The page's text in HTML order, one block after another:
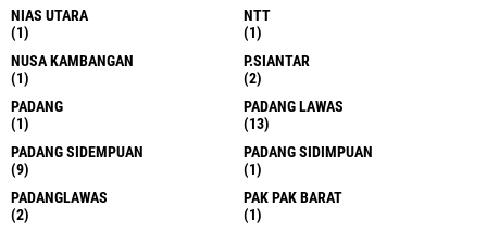
NIAS UTARA
(1)
NTT
(1)
NUSA KAMBANGAN
(1)
P.SIANTAR
(2)
PADANG
(1)
PADANG LAWAS
(13)
PADANG SIDEMPUAN
(9)
PADANG SIDIMPUAN
(1)
PADANGLAWAS
(2)
PAK PAK BARAT
(1)